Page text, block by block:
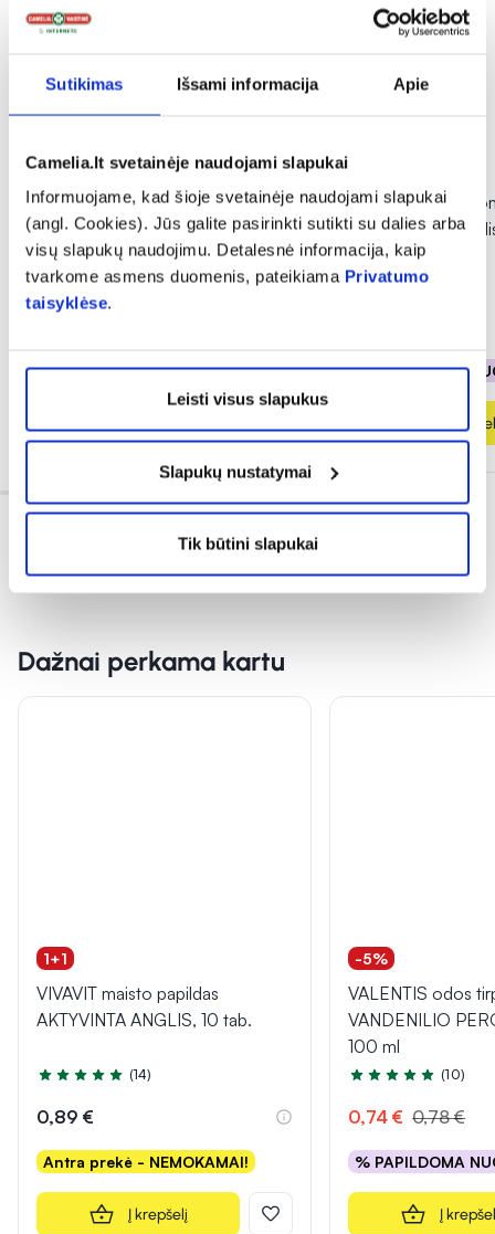
Sutikimas Išsami informacija Apie
Camelia.lt svetainėje naudojami slapukai
Informuojame, kad šioje svetainėje naudojami slapukai
(angl. Cookies). Jūs galite pasirinkti sutikti su dalies arba
visų slapukų naudojimu. Detalesnė informacija, kaip
tvarkome asmens duomenis, pateikiama Privatumo
taisyklėse.
Leisti visus slapukus
Slapukų nustatymai
Tik būtini slapukai
INGENCARE kraujo spaudimo
matuoklio adapteris, 1 vnt.
% PAPILDOMA NUOLAIDA
INGENCARE
spaudimo
vnt.
% PAPILDOMA
Į
Dažnai perkama kartu
1+1
VIVAVIT maisto papildas
AKTYVINTA ANGLIS, 10 tab.
Įvertinimas 5.0 iš 5
(14)
0,89 €
Antra prekė - NEMOKAMAI!
Į krepšelį
-5%
VALENTIS odos
VANDENILIO
100 ml
Įvertinimas 4.7 iš 5
(10)
0,74 € 0,78 €
% PAPILDOMA
Į